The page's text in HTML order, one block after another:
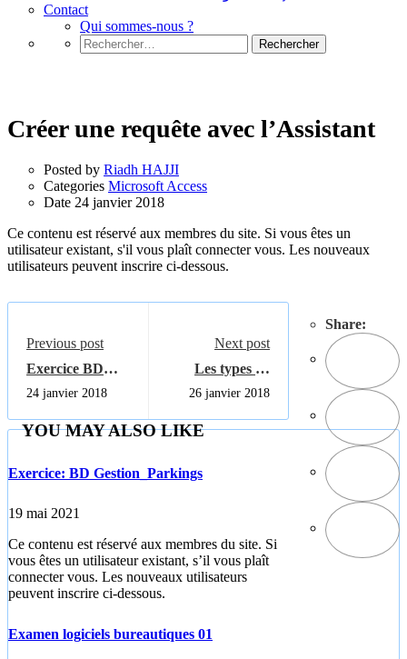
Contact
Qui sommes-nous ?
Rechercher :
Créer une requête avec l’Assistant
Posted by Riadh HAJJI
Categories Microsoft Access
Date 24 janvier 2018
Ce contenu est réservé aux membres du site. Si vous êtes un
utilisateur existant, s'il vous plaît connecter vous. Les nouveaux
utilisateurs peuvent inscrire ci-dessous.
Share:
Previous post
Exercice BD
Access Gestion
des notes
24 janvier 2018
Next post
Les types de
requêtes Access
26 janvier 2018
YOU MAY ALSO LIKE
Exercice: BD Gestion_Parkings
19 mai 2021
Ce contenu est réservé aux membres du site. Si
vous êtes un utilisateur existant, s’il vous plaît
connecter vous. Les nouveaux utilisateurs
peuvent inscrire ci-dessous.
Examen logiciels bureautiques 01